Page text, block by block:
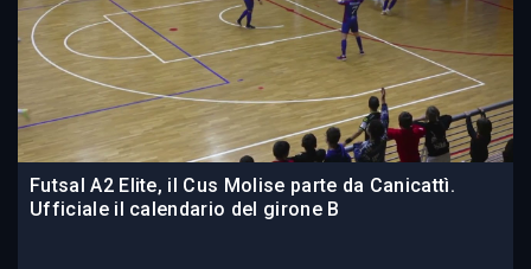
Futsal A2 Elite, il Cus Molise parte da Canicattì.
Ufficiale il calendario del girone B